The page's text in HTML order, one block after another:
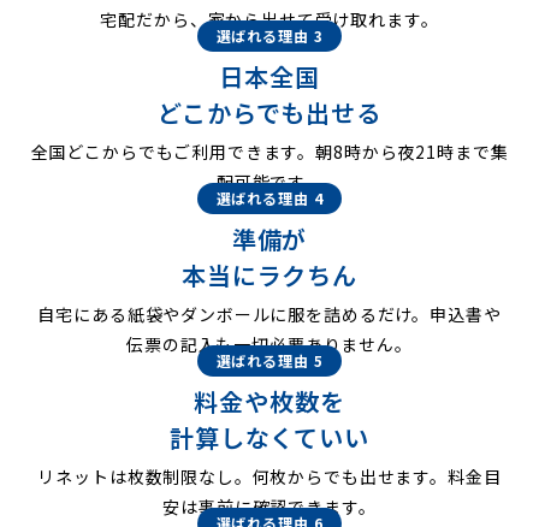
宅配だから、家から出せて受け取れます。
選ばれる理由 3
日本全国
どこからでも出せる
全国どこからでもご利用できます。朝8時から夜21時まで集
配可能です。
選ばれる理由 4
準備が
本当にラクちん
自宅にある紙袋やダンボールに服を詰めるだけ。申込書や
伝票の記入も一切必要ありません。
選ばれる理由 5
料金や枚数を
計算しなくていい
リネットは枚数制限なし。何枚からでも出せます。料金目
安は事前に確認できます。